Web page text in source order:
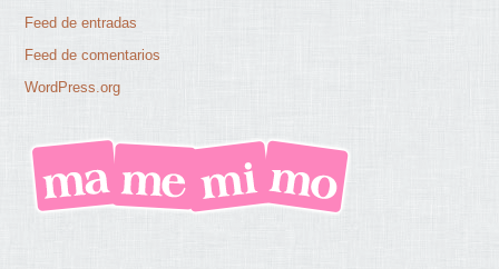
Feed de entradas
Feed de comentarios
WordPress.org